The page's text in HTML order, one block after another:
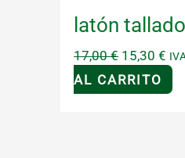
latón
17,00€ El
precio
15,30€ El
AL CARRITO